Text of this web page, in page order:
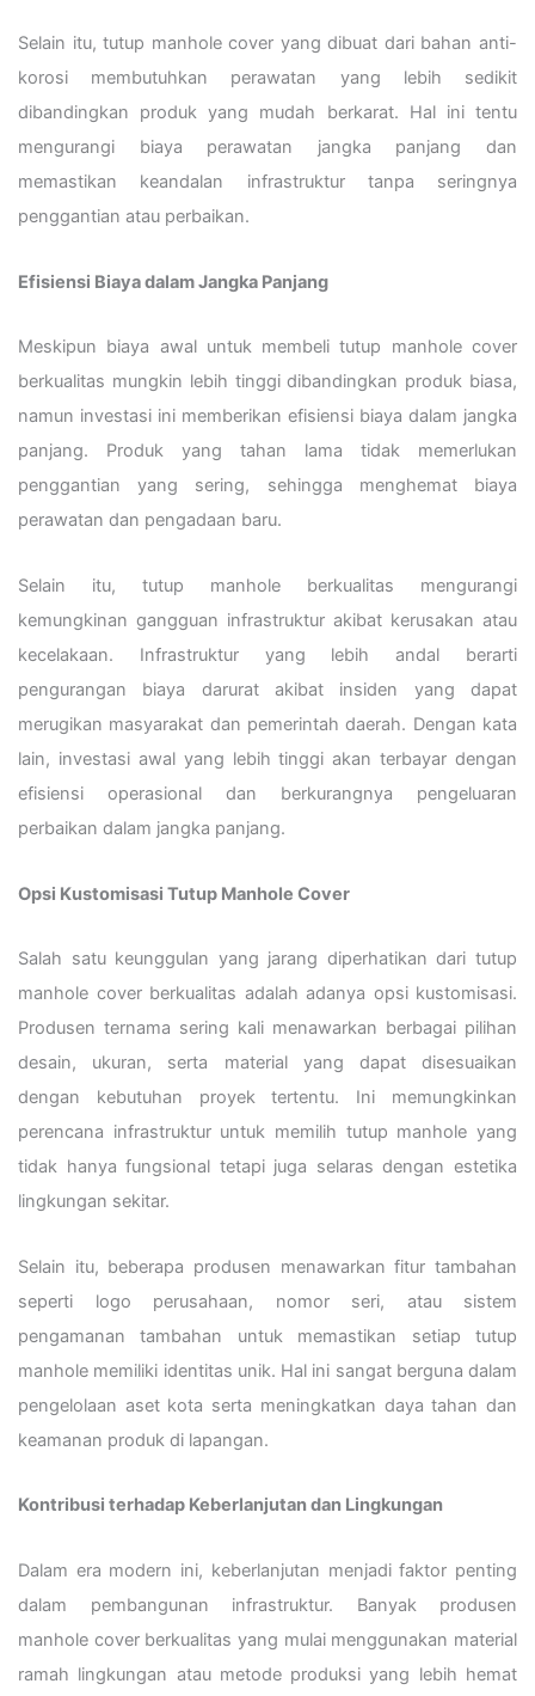
Selain itu, tutup manhole cover yang dibuat dari bahan anti-
korosi membutuhkan perawatan yang lebih sedikit
dibandingkan produk yang mudah berkarat. Hal ini tentu
mengurangi biaya perawatan jangka panjang dan
memastikan keandalan infrastruktur tanpa seringnya
penggantian atau perbaikan.
Efisiensi Biaya dalam Jangka Panjang
Meskipun biaya awal untuk membeli tutup manhole cover
berkualitas mungkin lebih tinggi dibandingkan produk biasa,
namun investasi ini memberikan efisiensi biaya dalam jangka
panjang. Produk yang tahan lama tidak memerlukan
penggantian yang sering, sehingga menghemat biaya
perawatan dan pengadaan baru.
Selain itu, tutup manhole berkualitas mengurangi
kemungkinan gangguan infrastruktur akibat kerusakan atau
kecelakaan. Infrastruktur yang lebih andal berarti
pengurangan biaya darurat akibat insiden yang dapat
merugikan masyarakat dan pemerintah daerah. Dengan kata
lain, investasi awal yang lebih tinggi akan terbayar dengan
efisiensi operasional dan berkurangnya pengeluaran
perbaikan dalam jangka panjang.
Opsi Kustomisasi Tutup Manhole Cover
Salah satu keunggulan yang jarang diperhatikan dari tutup
manhole cover berkualitas adalah adanya opsi kustomisasi.
Produsen ternama sering kali menawarkan berbagai pilihan
desain, ukuran, serta material yang dapat disesuaikan
dengan kebutuhan proyek tertentu. Ini memungkinkan
perencana infrastruktur untuk memilih tutup manhole yang
tidak hanya fungsional tetapi juga selaras dengan estetika
lingkungan sekitar.
Selain itu, beberapa produsen menawarkan fitur tambahan
seperti logo perusahaan, nomor seri, atau sistem
pengamanan tambahan untuk memastikan setiap tutup
manhole memiliki identitas unik. Hal ini sangat berguna dalam
pengelolaan aset kota serta meningkatkan daya tahan dan
keamanan produk di lapangan.
Kontribusi terhadap Keberlanjutan dan Lingkungan
Dalam era modern ini, keberlanjutan menjadi faktor penting
dalam pembangunan infrastruktur. Banyak produsen
manhole cover berkualitas yang mulai menggunakan material
ramah lingkungan atau metode produksi yang lebih hemat